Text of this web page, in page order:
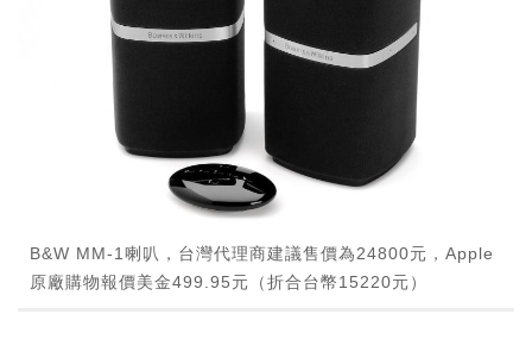
B&W MM-1喇叭，台灣代理商建議售價為24800元，Apple
原廠購物報價美金499.95元（折合台幣15220元）